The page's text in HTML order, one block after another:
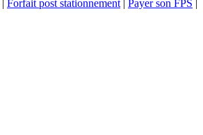
| Forfait post stationnement | Payer son FPS |